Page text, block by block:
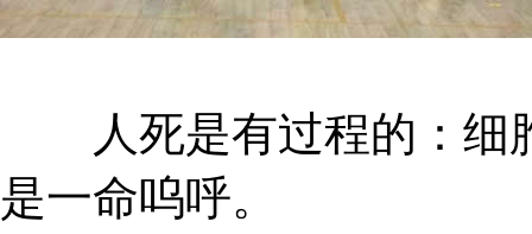
人死是有过程的：细
是一命呜呼。